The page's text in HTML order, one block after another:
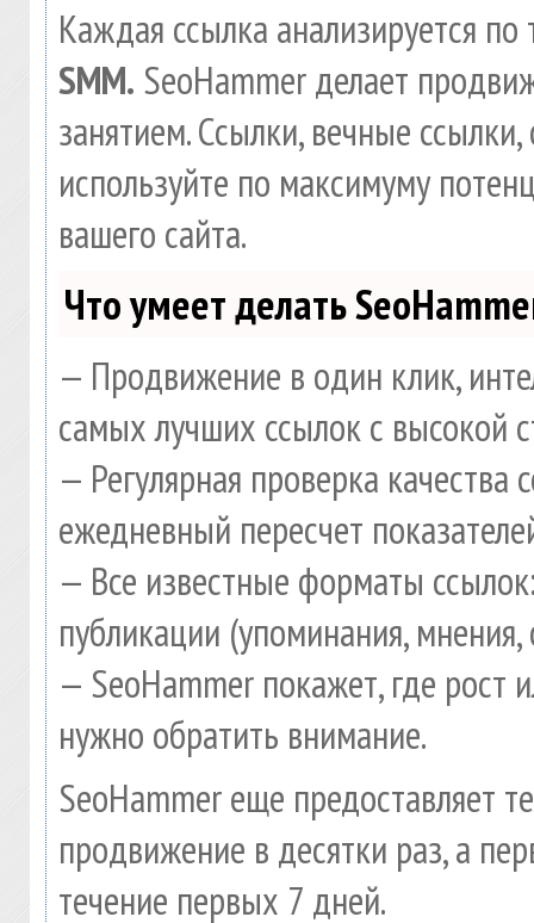
Каждая ссылка анализируется
SMM. SeoHammer делает
занятием. Ссылки, вечные
используйте по максимуму
вашего сайта.
Что умеет делать
— Продвижение в один клик,
самых лучших ссылок с высокой
— Регулярная проверка
ежедневный пересчет
— Все известные форматы
публикации (упоминания,
— SeoHammer покажет, где рост
нужно обратить внимание.
SeoHammer еще предоставляет
продвижение в десятки раз, а
течение первых 7 дней.